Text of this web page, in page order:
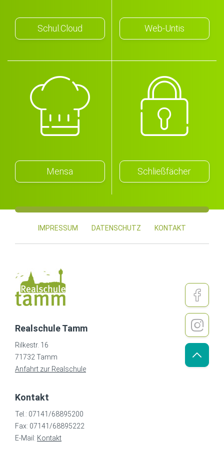
Schul.Cloud Web-Untis
Mensa Schließfächer
IMPRESSUM DATENSCHUTZ KONTAKT
Realschule Tamm
Rilkestr. 16
71732 Tamm
Anfahrt zur Realschule
Kontakt
Tel.: 07141/68895200
Fax: 07141/68895222
E-Mail: Kontakt